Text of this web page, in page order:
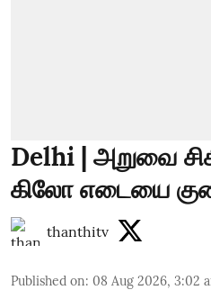
Delhi | அறுவை
கிலோ எடையை
thanthitv
Published on: 08 Aug 2026, 3:02